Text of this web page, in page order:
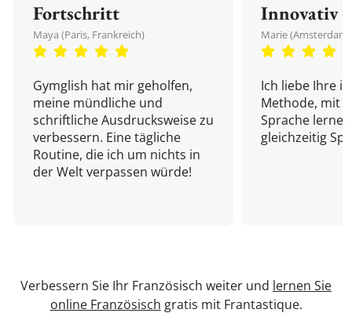
Fortschritt
Maya (Paris, Frankreich)
Gymglish hat mir geholfen,
meine mündliche und
schriftliche Ausdrucksweise zu
verbessern. Eine tägliche
Routine, die ich um nichts in
der Welt verpassen würde!
Innovativ
Marie
Ich liebe Ihre
Methode, mit
Sprache
gleichzeitig
Verbessern Sie Ihr Französisch weiter und lernen Sie
online Französisch gratis mit Frantastique.